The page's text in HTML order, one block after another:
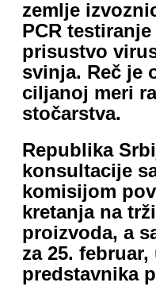
zemlje
PCR
prisustvo
svinja. Reč je
ciljanoj meri
stočarstva.
Republika
konsultacije
komisijom
kretanja na
proizvoda, a
za 25. februar,
predstavnika